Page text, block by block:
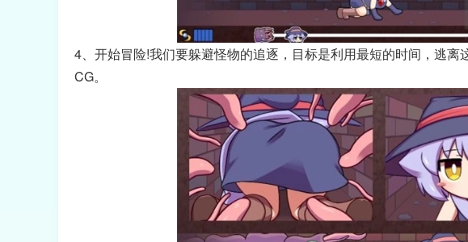
4、开始冒险!我们要躲避怪物的追逐，目标是利用最短的时间，逃离
CG。